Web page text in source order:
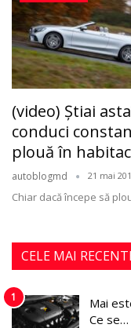
(video) Ştiai
conduci
plouă în
autoblogmd 21 mai
Chiar dacă începe să
CELE MAI
1
Mai
Ce se…